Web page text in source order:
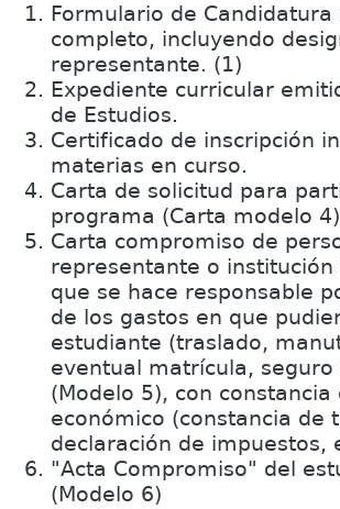
Formulario de
completo, incluyendo
representante. (1)
Expediente curricular
de Estudios.
Certificado de inscripción
materias en curso.
Carta de solicitud para
programa (Carta modelo 4)
Carta compromiso de
representante o institución
que se hace responsable
de los gastos en que
estudiante (traslado,
eventual matrícula, seguro
(Modelo 5), con constancia
económico (constancia de
declaración de impuestos,
"Acta Compromiso" del
(Modelo 6)